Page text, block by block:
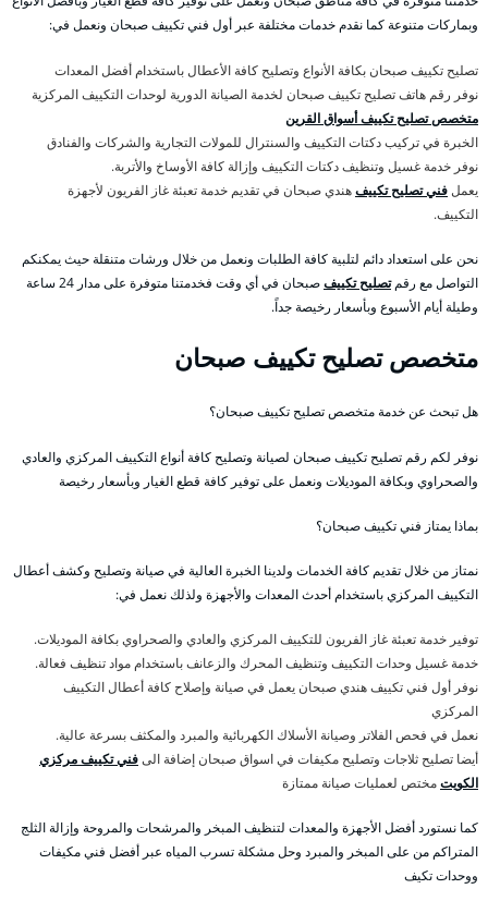
وبماركات متنوعة كما نقدم خدمات مختلفة عبر أول فني تكييف صبحان ونعمل في:
تصليح تكييف صبحان بكافة الأنواع وتصليح كافة الأعطال باستخدام أفضل المعدات
نوفر رقم هاتف تصليح تكييف صبحان لخدمة الصيانة الدورية لوحدات التكييف المركزية
متخصص تصليح تكييف أسواق القرين
الخبرة في تركيب دكتات التكييف والسنترال للمولات التجارية والشركات والفنادق
نوفر خدمة غسيل وتنظيف دكتات التكييف وإزالة كافة الأوساخ والأتربة.
يعملفني تصليح تكييفهندي صبحان في تقديم خدمة تعبئة غاز الفريون لأجهزة
التكييف.
نحن على استعداد دائم لتلبية كافة الطلبات ونعمل من خلال ورشات متنقلة حيث يمكنكم
التواصل مع رقمتصليح تكييف
صبحان في أي وقت فخدمتنا متوفرة على مدار 24 ساعة
وطيلة أيام الأسبوع وبأسعار رخيصة جداً.
متخصص تصليح تكييف صبحان
هل تبحث عن خدمة متخصص تصليح تكييف صبحان؟
نوفر لكم رقم تصليح تكييف صبحان لصيانة وتصليح كافة أنواع التكييف المركزي والعادي
والصحراوي وبكافة الموديلات ونعمل على توفير كافة قطع الغيار وبأسعار رخيصة
بماذا يمتاز فني تكييف صبحان؟
نمتاز من خلال تقديم كافة الخدمات ولدينا الخبرة العالية في صيانة وتصليح وكشف أعطال
التكييف المركزي باستخدام أحدث المعدات والأجهزة ولذلك نعمل في:
توفير خدمة تعبئة غاز الفريون للتكييف المركزي والعادي والصحراوي بكافة الموديلات.
خدمة غسيل وحدات التكييف وتنظيف المحرك والزعانف باستخدام مواد تنظيف فعالة.
نوفر أول فني تكييف هندي صبحان يعمل في صيانة وإصلاح كافة أعطال التكييف
المركزي
نعمل في فحص الفلاتر وصيانة الأسلاك الكهربائية والمبرد والمكثف بسرعة عالية.
أيضا تصليح ثلاجات وتصليح مكيفات في اسواق صبحان إضافة الىفني تكييف مركزي
الكويتمختص لعمليات صيانة ممتازة
كما نستورد أفضل الأجهزة والمعدات لتنظيف المبخر والمرشحات والمروحة وإزالة الثلج
المتراكم من على المبخر والمبرد وحل مشكلة تسرب المياه عبر أفضل فني مكيفات
ووحدات تكيف